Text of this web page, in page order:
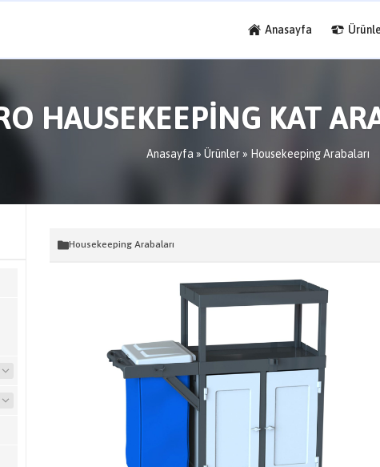
Anasayfa
HAUSEKEEPİNG KAT
Anasayfa » Ürünler» Housekeeping Arabaları
Housekeeping Arabaları